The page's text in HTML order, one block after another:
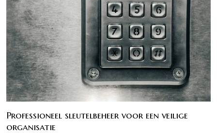
Professioneel sleutelbeheer voor een veilige
organisatie